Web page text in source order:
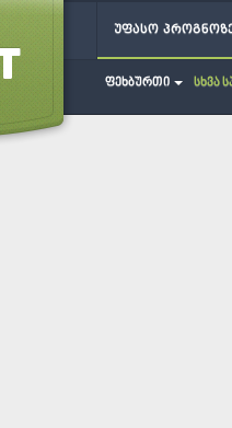
უფასო
ფეხბურთი სხვა